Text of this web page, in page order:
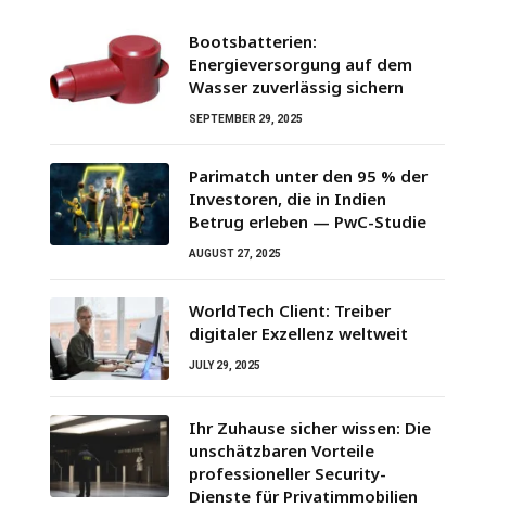
Bootsbatterien:
Energieversorgung auf dem
Wasser zuverlässig sichern
SEPTEMBER 29, 2025
Parimatch unter den 95 % der
Investoren, die in Indien
Betrug erleben — PwC-Studie
AUGUST 27, 2025
WorldTech Client: Treiber
digitaler Exzellenz weltweit
JULY 29, 2025
Ihr Zuhause sicher wissen: Die
unschätzbaren Vorteile
professioneller Security-
Dienste für Privatimmobilien